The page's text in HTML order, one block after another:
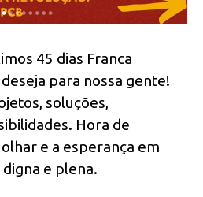
45 dias Franca
para nossa gente!
soluções,
Hora de
e a esperança em
e plena.